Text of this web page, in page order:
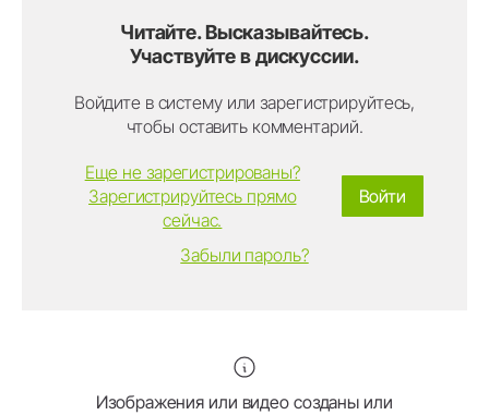
Читайте. Высказывайтесь.
Участвуйте в дискуссии.
Войдите в систему или зарегистрируйтесь,
чтобы оставить комментарий.
Войти
Еще не зарегистрированы?
Зарегистрируйтесь прямо
сейчас.
Забыли пароль?
Изображения или видео созданы или